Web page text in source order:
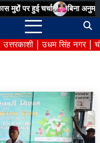
हुई चर्चा बिना अनुमति
उत्तरकाशी उधम सिंह नगर